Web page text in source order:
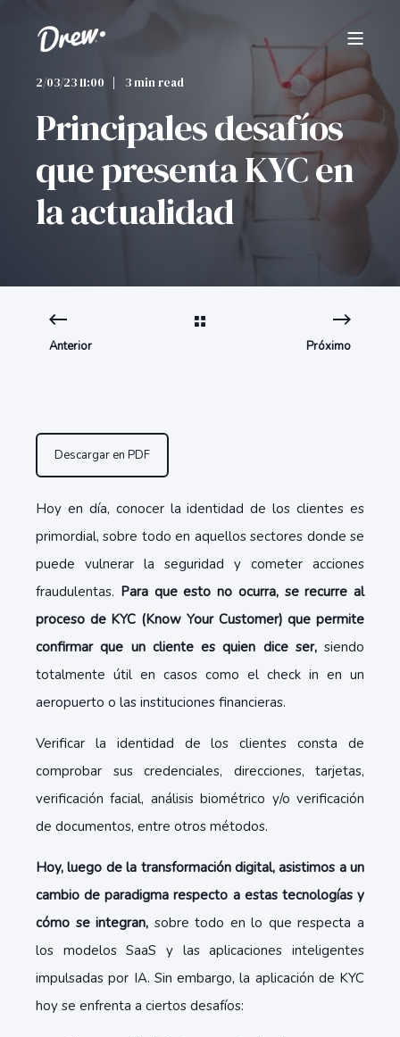
2/03/23 11:00 3 min read
Principales desafíos
que presenta KYC en
la actualidad
Anterior Próximo
Descargar en PDF
Hoy en día, conocer la identidad de los clientes es
primordial, sobre todo en aquellos sectores donde se
puede vulnerar la seguridad y cometer acciones
fraudulentas. Para que esto no ocurra, se recurre al
proceso de KYC (Know Your Customer) que permite
confirmar que un cliente es quien dice ser, siendo
totalmente útil en casos como el check in en un
aeropuerto o las instituciones financieras.
Verificar la identidad de los clientes consta de
comprobar sus credenciales, direcciones, tarjetas,
verificación facial, análisis biométrico y/o verificación
de documentos, entre otros métodos.
Hoy, luego de la transformación digital, asistimos a un
cambio de paradigma respecto a estas tecnologías y
cómo se integran, sobre todo en lo que respecta a
los modelos SaaS y las aplicaciones inteligentes
impulsadas por IA. Sin embargo, la aplicación de KYC
hoy se enfrenta a ciertos desafíos: